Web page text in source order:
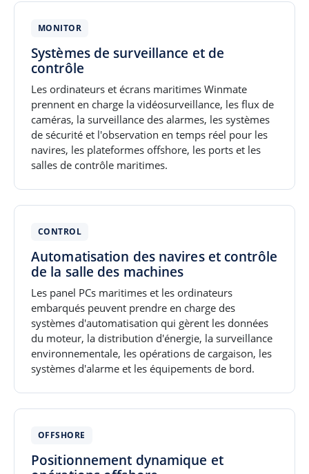
MONITOR
Systèmes de surveillance et de
contrôle
Les ordinateurs et écrans maritimes Winmate
prennent en charge la vidéosurveillance, les flux de
caméras, la surveillance des alarmes, les systèmes
de sécurité et l'observation en temps réel pour les
navires, les plateformes offshore, les ports et les
salles de contrôle maritimes.
CONTROL
Automatisation des navires et contrôle
de la salle des machines
Les panel PCs maritimes et les ordinateurs
embarqués peuvent prendre en charge des
systèmes d'automatisation qui gèrent les données
du moteur, la distribution d'énergie, la surveillance
environnementale, les opérations de cargaison, les
systèmes d'alarme et les équipements de bord.
OFFSHORE
Positionnement dynamique et